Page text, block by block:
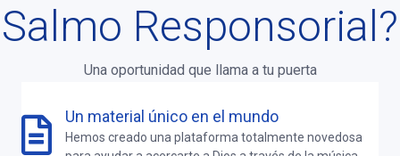
Salmo Responsorial?
Una oportunidad que llama a tu puerta
Un material único en el mundo
Hemos creado una plataforma totalmente novedosa